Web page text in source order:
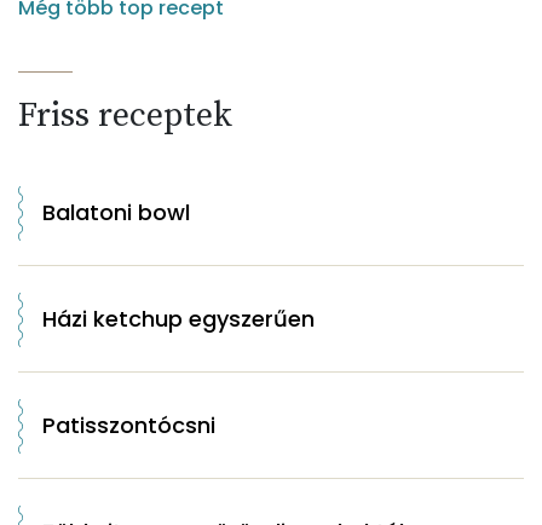
Még több top recept
Friss receptek
Balatoni bowl
Házi ketchup egyszerűen
Patisszontócsni